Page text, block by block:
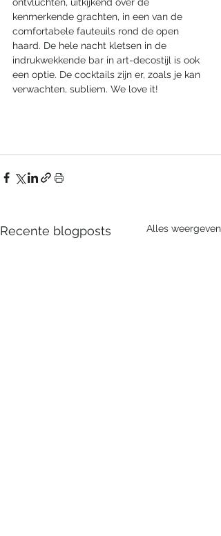
kenmerkende grachten, in een van de
comfortabele fauteuils rond de open
haard. De hele nacht kletsen in de
indrukwekkende bar in art-decostijl is ook
een optie. De cocktails zijn er, zoals je kan
verwachten, subliem. We love it!
Recente blogposts Alles weergeven